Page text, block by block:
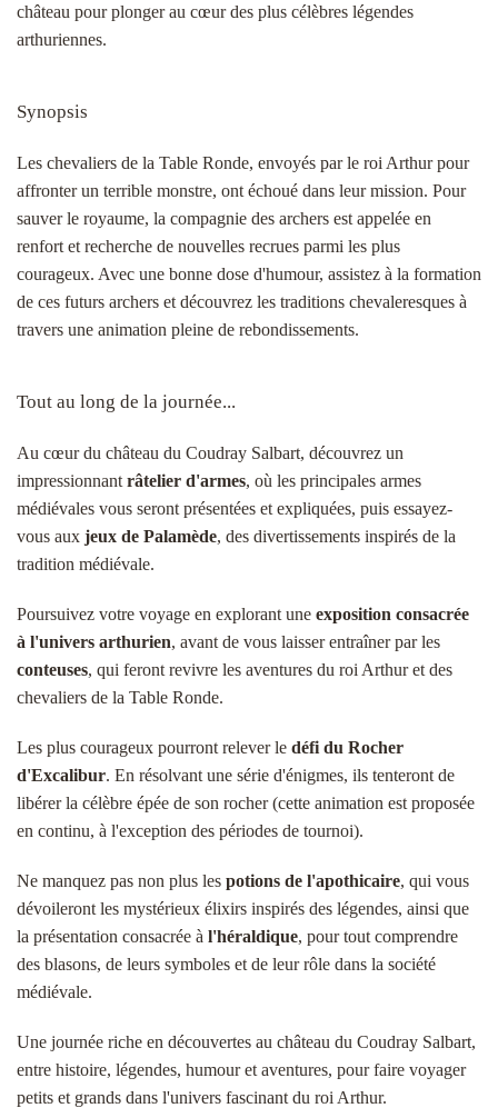
château pour plonger au cœur des plus célèbres légendes
arthuriennes.
Synopsis
Les chevaliers de la Table Ronde, envoyés par le roi Arthur pour
affronter un terrible monstre, ont échoué dans leur mission. Pour
sauver le royaume, la compagnie des archers est appelée en
renfort et recherche de nouvelles recrues parmi les plus
courageux. Avec une bonne dose d'humour, assistez à la formation
de ces futurs archers et découvrez les traditions chevaleresques à
travers une animation pleine de rebondissements.
Tout au long de la journée...
Au cœur du château du Coudray Salbart, découvrez un
impressionnant râtelier d'armes, où les principales armes
médiévales vous seront présentées et expliquées, puis essayez-
vous aux jeux de Palamède, des divertissements inspirés de la
tradition médiévale.
Poursuivez votre voyage en explorant une exposition consacrée
à l'univers arthurien, avant de vous laisser entraîner par les
conteuses, qui feront revivre les aventures du roi Arthur et des
chevaliers de la Table Ronde.
Les plus courageux pourront relever le défi du Rocher
d'Excalibur. En résolvant une série d'énigmes, ils tenteront de
libérer la célèbre épée de son rocher (cette animation est proposée
en continu, à l'exception des périodes de tournoi).
Ne manquez pas non plus les potions de l'apothicaire, qui vous
dévoileront les mystérieux élixirs inspirés des légendes, ainsi que
la présentation consacrée à l'héraldique, pour tout comprendre
des blasons, de leurs symboles et de leur rôle dans la société
médiévale.
Une journée riche en découvertes au château du Coudray Salbart,
entre histoire, légendes, humour et aventures, pour faire voyager
petits et grands dans l'univers fascinant du roi Arthur.